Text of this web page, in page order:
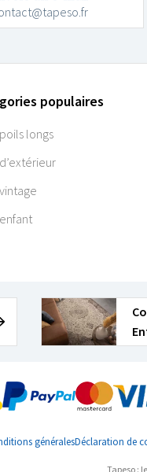
populaires
longs
généralesDéclaration de
Tapeso :